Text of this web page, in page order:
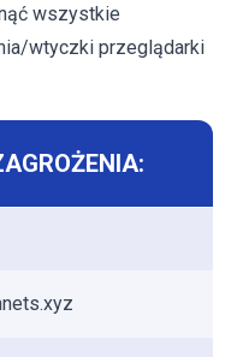
wszystkie
wtyczki przeglądarki